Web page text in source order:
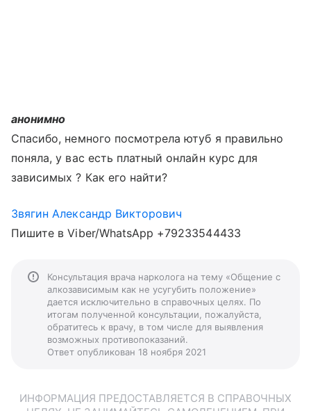
анонимно
Спасибо, немного посмотрела ютуб я правильно
поняла, у вас есть платный онлайн курс для
зависимых ? Как его найти?
Звягин Александр Викторович
Пишите в Viber/WhatsApp +79233544433
Консультация врача нарколога на тему «Общение с
алкозависимым как не усугубить положение»
дается исключительно в справочных целях. По
итогам полученной консультации, пожалуйста,
обратитесь к врачу, в том числе для выявления
возможных противопоказаний.
Ответ опубликован 18 ноября 2021
ИНФОРМАЦИЯ ПРЕДОСТАВЛЯЕТСЯ В СПРАВОЧНЫХ